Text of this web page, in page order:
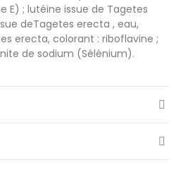
; lutéine issue de Tagetes
deTagetes erecta , eau,
erecta, colorant : riboflavine ;
de sodium (Sélénium).